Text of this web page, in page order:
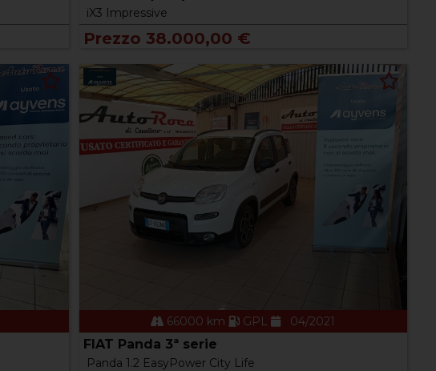
iX3 Impressive
Prezzo 38.000,00 €
66000 km GPL 04/2021
FIAT Panda 3ª serie
Panda 1.2 EasyPower City Life